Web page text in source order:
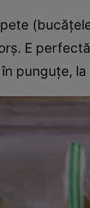
E
punguțe,